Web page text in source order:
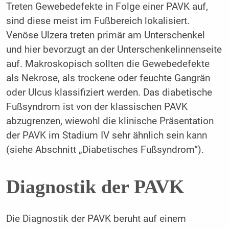
Treten Gewebedefekte in Folge einer PAVK auf,
sind diese meist im Fußbereich lokalisiert.
Venöse Ulzera treten primär am Unterschenkel
und hier bevorzugt an der Unterschenkelinnenseite
auf. Makroskopisch sollten die Gewebedefekte
als Nekrose, als trockene oder feuchte Gangrän
oder Ulcus klassifiziert werden. Das diabetische
Fußsyndrom ist von der klassischen PAVK
abzugrenzen, wiewohl die klinische Präsentation
der PAVK im Stadium IV sehr ähnlich sein kann
(siehe Abschnitt „Diabetisches Fußsyndrom“).
Diagnostik der PAVK
Die Diagnostik der PAVK beruht auf einem